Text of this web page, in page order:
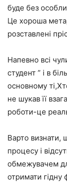
буде без
Це хороша
розставлені
Напевно всі
студент ” і в
основному
не шукав її
роботи-це
Варто визнати,
процесу і
обмежувачем
отримати гідну